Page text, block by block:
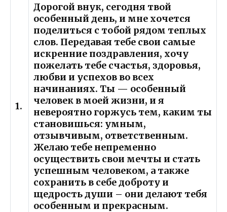
1.
Дорогой внук, сегодня твой
особенный день, и мне хочется
поделиться с тобой рядом теплых
слов. Передавая тебе свои самые
искренние поздравления, хочу
пожелать тебе счастья, здоровья,
любви и успехов во всех
начинаниях. Ты — особенный
человек в моей жизни, и я
невероятно горжусь тем, каким ты
становишься: умным,
отзывчивым, ответственным.
Желаю тебе непременно
осуществить свои мечты и стать
успешным человеком, а также
сохранить в себе доброту и
щедрость души – они делают тебя
особенным и прекрасным.